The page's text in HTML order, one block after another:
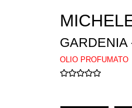
GARDENIA
OLIO PROFUMATO